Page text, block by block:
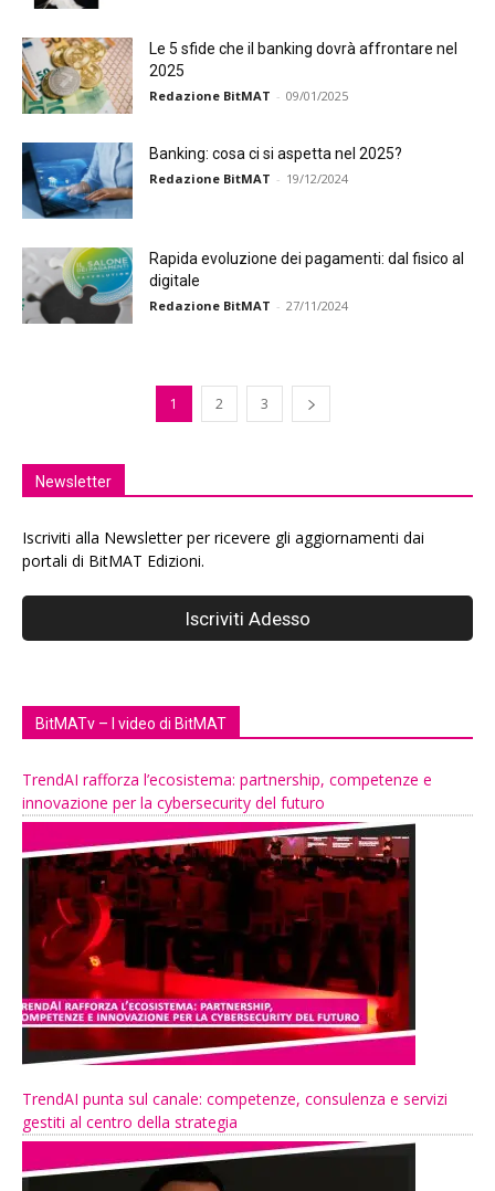
Le 5 sfide che il banking dovrà affrontare nel
2025
Redazione BitMAT - 09/01/2025
Banking: cosa ci si aspetta nel 2025?
Redazione BitMAT - 19/12/2024
Rapida evoluzione dei pagamenti: dal fisico al
digitale
Redazione BitMAT - 27/11/2024
1 2 3
Newsletter
Iscriviti alla Newsletter per ricevere gli aggiornamenti dai
portali di BitMAT Edizioni.
BitMATv – I video di BitMAT
TrendAI rafforza l’ecosistema: partnership, competenze e
innovazione per la cybersecurity del futuro
TrendAI punta sul canale: competenze, consulenza e servizi
gestiti al centro della strategia